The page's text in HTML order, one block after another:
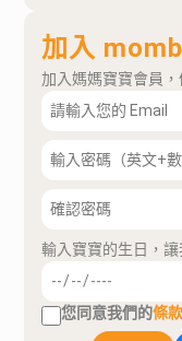
加入
加入媽媽寶寶會員
輸入寶寶的生日，
您同意我們的條